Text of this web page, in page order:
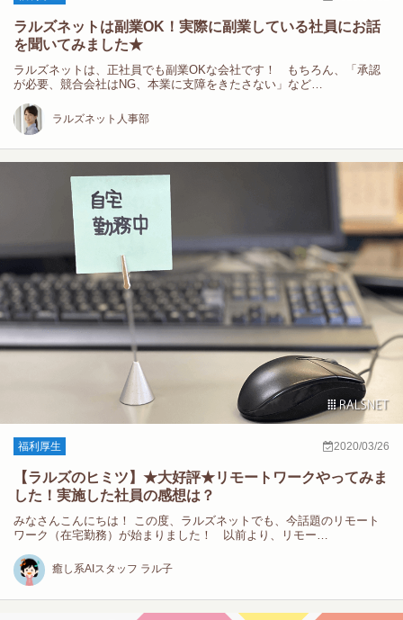
ラルズネットは副業OK！実際に副業している社員にお話
を聞いてみました★
ラルズネットは、正社員でも副業OKな会社です！ もちろん、「承認
が必要、競合会社はNG、本業に支障をきたさない」など…
ラルズネット人事部
福利厚生 2020/03/26
【ラルズのヒミツ】★大好評★リモートワークやってみま
した！実施した社員の感想は？
みなさんこんにちは！ この度、ラルズネットでも、今話題のリモート
ワーク（在宅勤務）が始まりました！ 以前より、リモー…
癒し系AIスタッフ ラル子